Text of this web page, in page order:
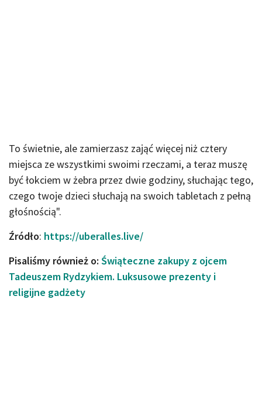
To świetnie, ale zamierzasz zająć więcej niż cztery
miejsca ze wszystkimi swoimi rzeczami, a teraz muszę
być łokciem w żebra przez dwie godziny, słuchając tego,
czego twoje dzieci słuchają na swoich tabletach z pełną
głośnością".
Źródło: https://uberalles.live/
Pisaliśmy również o: Świąteczne zakupy z ojcem
Tadeuszem Rydzykiem. Luksusowe prezenty i
religijne gadżety